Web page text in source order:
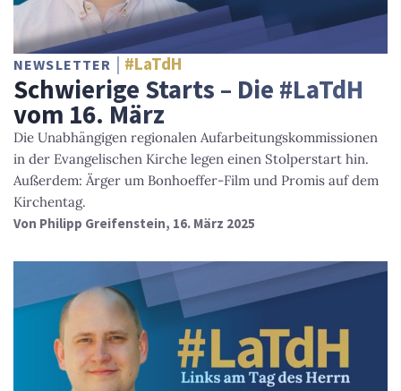
NEWSLETTER #LaTdH
Schwierige Starts – Die #LaTdH
vom 16. März
Die Unabhängigen regionalen Aufarbeitungskommissionen
in der Evangelischen Kirche legen einen Stolperstart hin.
Außerdem: Ärger um Bonhoeffer-Film und Promis auf dem
Kirchentag.
Von Philipp Greifenstein, 16. März 2025